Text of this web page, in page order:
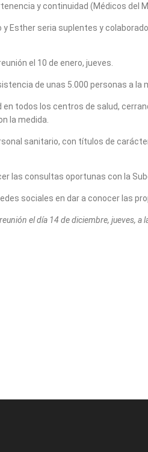
y continuidad (Médicos del
Esther seria suplentes y
el 10 de enero, jueves.
de unas 5.000 personas a
todos los centros de salud,
la medida.
sanitario, con títulos de
las consultas oportunas con la
sociales en dar a conocer las
el día 14 de diciembre, jueves,